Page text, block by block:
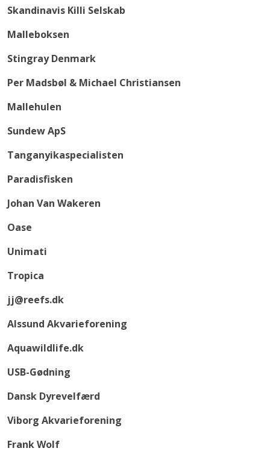
Skandinavis Killi Selskab
Malleboksen
Stingray Denmark
Per Madsbøl & Michael Christiansen
Mallehulen
Sundew ApS
Tanganyikaspecialisten
Paradisfisken
Johan Van Wakeren
Oase
Unimati
Tropica
jj@reefs.dk
Alssund Akvarieforening
Aquawildlife.dk
USB-Gødning
Dansk Dyrevelfærd
Viborg Akvarieforening
Frank Wolf